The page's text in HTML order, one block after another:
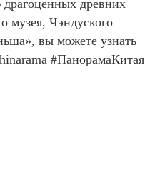
древних
музея, Чэндуского
вы можете узнать
#ПанорамаКитая